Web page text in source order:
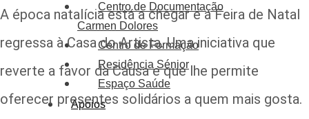
Centro de Documentação
Carmen Dolores
Centro de Formação
Residência Sénior
Espaço Saúde
Apoios
A época natalícia está a chegar e a Feira de Natal
regressa à Casa do Artista. Uma iniciativa que
reverte a favor da Causa e que lhe permite
oferecer presentes solidários a quem mais gosta.